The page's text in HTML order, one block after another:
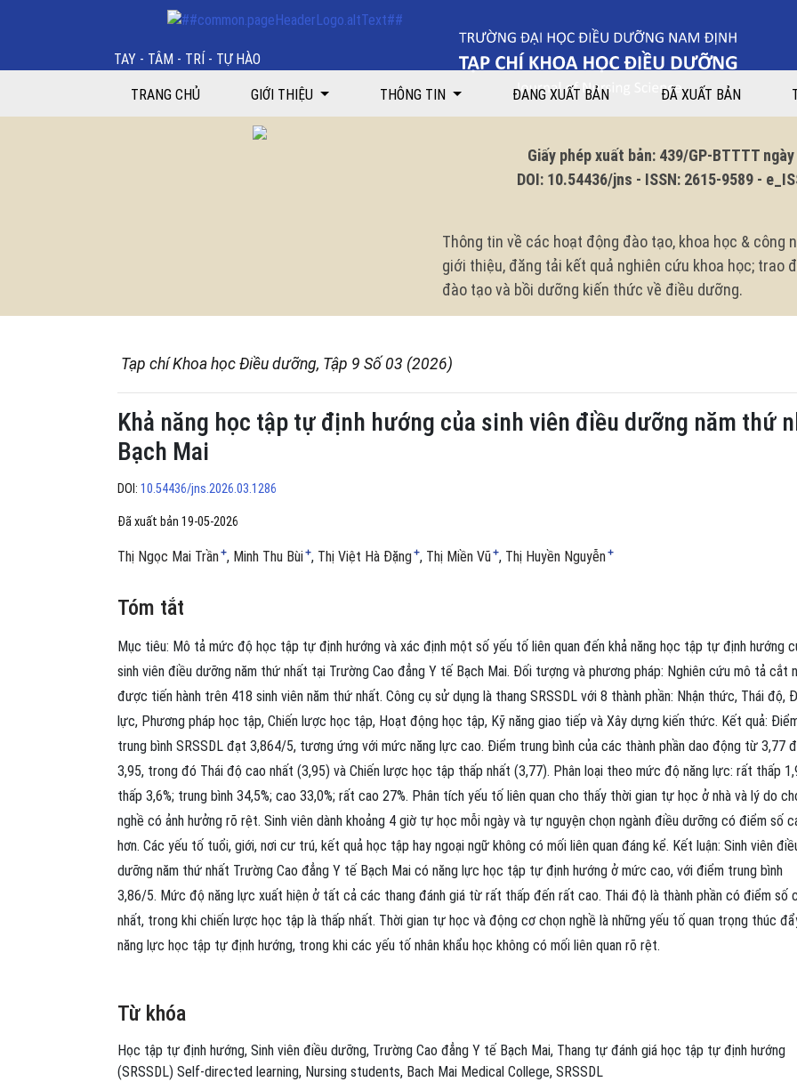
Khả năng học tập tự định hướng của sinh viên điều dưỡng năm thứ nhất tại Trường Cao đẳng Y tế Bạch Mai
TAY - TÂM - TRÍ - TỰ HÀO
TRANG CHỦ GIỚI THIỆU THÔNG TIN ĐANG XUẤT BẢN ĐÃ XUẤT BẢN
Giấy phép xuất bản: 439/GP-BTTTT ngày
DOI: 10.54436/jns - ISSN: 2615-9589 -
Thông tin về các hoạt động đào tạo, khoa học & công
giới thiệu, đăng tải kết quả nghiên cứu khoa học; trao
đào tạo và bồi dưỡng kiến thức về điều dưỡng.
Tạp chí Khoa học Điều dưỡng, Tập 9 Số 03 (2026)
Khả năng học tập tự định hướng của sinh viên điều dưỡng năm thứ
Bạch Mai
DOI: 10.54436/jns.2026.03.1286
Đã xuất bản 19-05-2026
Thị Ngọc Mai Trần+ Minh Thu Bùi+ Thị Việt Hà Đặng+ Thị Miền Vũ+ Thị Huyền Nguyễn+
Tóm tắt
Mục tiêu: Mô tả mức độ học tập tự định hướng và xác định một số yếu tố liên quan đến khả năng học tập tự định hướng
sinh viên điều dưỡng năm thứ nhất tại Trường Cao đẳng Y tế Bạch Mai. Đối tượng và phương pháp: Nghiên cứu mô tả cắt
được tiến hành trên 418 sinh viên năm thứ nhất. Công cụ sử dụng là thang SRSSDL với 8 thành phần: Nhận thức, Thái độ,
lực, Phương pháp học tập, Chiến lược học tập, Hoạt động học tập, Kỹ năng giao tiếp và Xây dựng kiến thức. Kết quả:
trung bình SRSSDL đạt 3,864/5, tương ứng với mức năng lực cao. Điểm trung bình của các thành phần dao động từ 3,77
3,95, trong đó Thái độ cao nhất (3,95) và Chiến lược học tập thấp nhất (3,77). Phân loại theo mức độ năng lực: rất thấp
thấp 3,6%; trung bình 34,5%; cao 33,0%; rất cao 27%. Phân tích yếu tố liên quan cho thấy thời gian tự học ở nhà và lý do
nghề có ảnh hưởng rõ rệt. Sinh viên dành khoảng 4 giờ tự học mỗi ngày và tự nguyện chọn ngành điều dưỡng có điểm số
hơn. Các yếu tố tuổi, giới, nơi cư trú, kết quả học tập hay ngoại ngữ không có mối liên quan đáng kể. Kết luận: Sinh viên
dưỡng năm thứ nhất Trường Cao đẳng Y tế Bạch Mai có năng lực học tập tự định hướng ở mức cao, với điểm trung bình
3,86/5. Mức độ năng lực xuất hiện ở tất cả các thang đánh giá từ rất thấp đến rất cao. Thái độ là thành phần có điểm số
nhất, trong khi chiến lược học tập là thấp nhất. Thời gian tự học và động cơ chọn nghề là những yếu tố quan trọng thúc
năng lực học tập tự định hướng, trong khi các yếu tố nhân khẩu học không có mối liên quan rõ rệt.
Từ khóa
Học tập tự định hướng, Sinh viên điều dưỡng, Trường Cao đẳng Y tế Bạch Mai, Thang tự đánh giá học tập tự định hướng
(SRSSDL) Self-directed learning, Nursing students, Bach Mai Medical College, SRSSDL